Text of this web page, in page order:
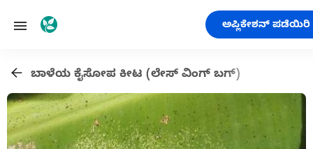
ಅಪ್ಲಿಕೇಶನ್ ಪಡೆಯಿರಿ
ಬಾಳೆಯ ಕೈಸೋಪ ಕೀಟ (ಲೇಸ್ ವಿಂಗ್ ಬಗ್)